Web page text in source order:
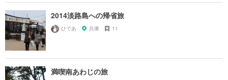
2014淡路島への帰省旅
ひであ 兵庫 11
満喫南あわじの旅